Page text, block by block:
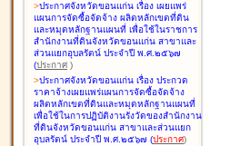
>ประกาศจังหวัดขอนแก่น เรื่อง เผยแพร่
แผนการจัดซื้อจัดจ้าง ผลิตหลักเขตที่ดิน
และหมุดหลักฐานแผนที่ เพื่อใช้ในราชการ
สำนักงานที่ดินจังหวัดขอนแก่น สาขาและ
ส่วนแยกอุบลรัตน์ ประจำปี พ.ศ.๒๕๖๗
(ประกาศ )
>ประกาศจังหวัดขอนแก่น เรื่อง ประกวด
ราคาจ้างเผยแพร่แผนการจัดซื้อจัดจ้าง
ผลิตหลักเขตที่ดินและหมุดหลักฐานแผนที่
เพื่อใช้ในการปฏิบัติงานรังวัดของสำนักงาน
ที่ดินจังหวัดขอนแก่น สาขาและส่วนแยก
อุบลรัตน์ ประจำปี พ.ศ.๒๕๖๗ (ประกาศ)